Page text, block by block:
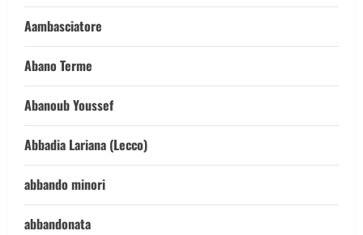
Aambasciatore
Abano Terme
Abanoub Youssef
Abbadia Lariana (Lecco)
abbando minori
abbandonata